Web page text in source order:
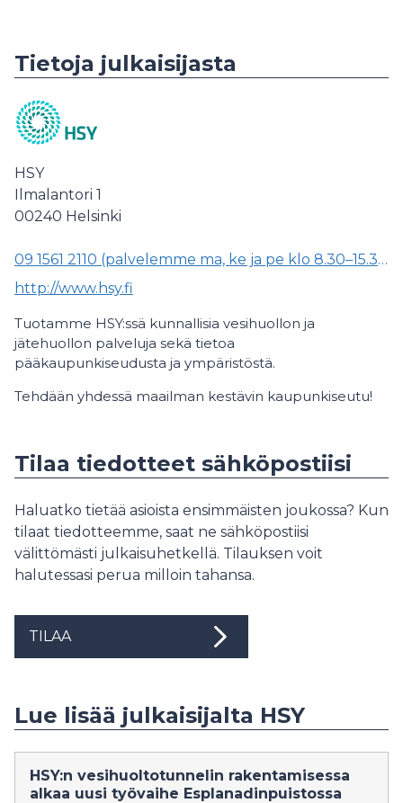
Tietoja julkaisijasta
HSY
Ilmalantori 1
00240 Helsinki
09 1561 2110 (palvelemme ma, ke ja pe klo 8.30–15.30, ti klo 8.30–11.00 sekä to klo 13.00–15.30)
http://www.hsy.fi
Tuotamme HSY:ssä kunnallisia vesihuollon ja
jätehuollon palveluja sekä tietoa
pääkaupunkiseudusta ja ympäristöstä.
Tehdään yhdessä maailman kestävin kaupunkiseutu!
Tilaa tiedotteet sähköpostiisi
Haluatko tietää asioista ensimmäisten joukossa? Kun
tilaat tiedotteemme, saat ne sähköpostiisi
välittömästi julkaisuhetkellä. Tilauksen voit
halutessasi perua milloin tahansa.
TILAA
Lue lisää julkaisijalta HSY
HSY:n vesihuoltotunnelin rakentamisessa
alkaa uusi työvaihe Esplanadinpuistossa